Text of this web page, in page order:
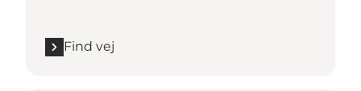
Find vej